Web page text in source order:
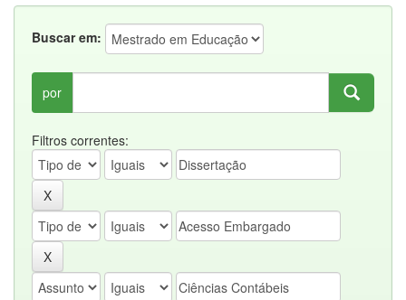
Buscar em:
por
Filtros correntes: